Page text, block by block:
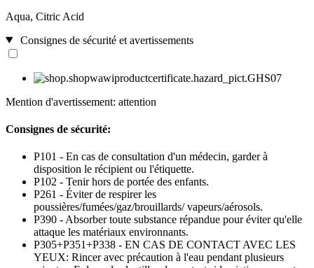
Aqua, Citric Acid
Consignes de sécurité et avertissements
Mention d'avertissement: attention
Consignes de sécurité:
P101 - En cas de consultation d'un médecin, garder à
disposition le récipient ou l'étiquette.
P102 - Tenir hors de portée des enfants.
P261 - Éviter de respirer les
poussières/fumées/gaz/brouillards/ vapeurs/aérosols.
P390 - Absorber toute substance répandue pour éviter qu'elle
attaque les matériaux environnants.
P305+P351+P338 - EN CAS DE CONTACT AVEC LES
YEUX: Rincer avec précaution à l'eau pendant plusieurs